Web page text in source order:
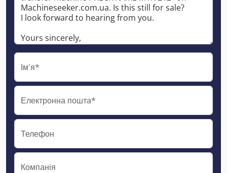
Ім'я*
Електронна пошта*
Телефон
Компанія